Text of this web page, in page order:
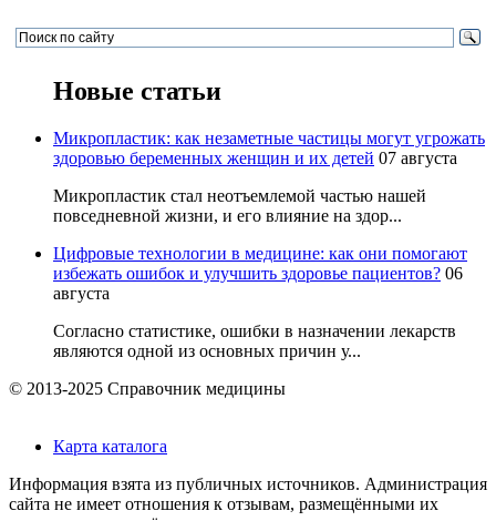
Новые статьи
Микропластик: как незаметные частицы могут угрожать
здоровью беременных женщин и их детей 07 августа
Микропластик стал неотъемлемой частью нашей
повседневной жизни, и его влияние на здор...
Цифровые технологии в медицине: как они помогают
избежать ошибок и улучшить здоровье пациентов? 06
августа
Согласно статистике, ошибки в назначении лекарств
являются одной из основных причин у...
© 2013-2025 Справочник медицины
Карта каталога
Информация взята из публичных источников. Администрация
сайта не имеет отношения к отзывам, размещёнными их